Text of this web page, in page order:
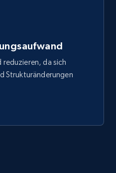
reduzieren, da sich
Strukturänderungen